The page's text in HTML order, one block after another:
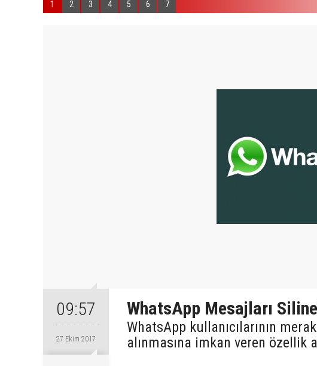
1 2 3 4 5 6 7
09:57
27 Ekim 2017
WhatsApp Mesajları
WhatsApp kullanıcılarının
alınmasına imkan veren özellik